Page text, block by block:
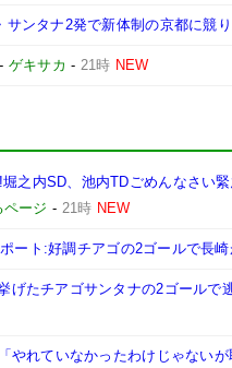
ンタナ2発で新体制の京都に競
- ゲキサカ - 21時 NEW
之内SD、池内TDごめんなさい
ージ - 21時 NEW
ート:好調チアゴの2ゴールで長
げたチアゴサンタナの2ゴール
やれていなかったわけじゃない